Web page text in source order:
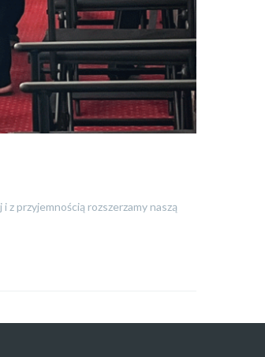
przyjemnością rozszerzamy naszą